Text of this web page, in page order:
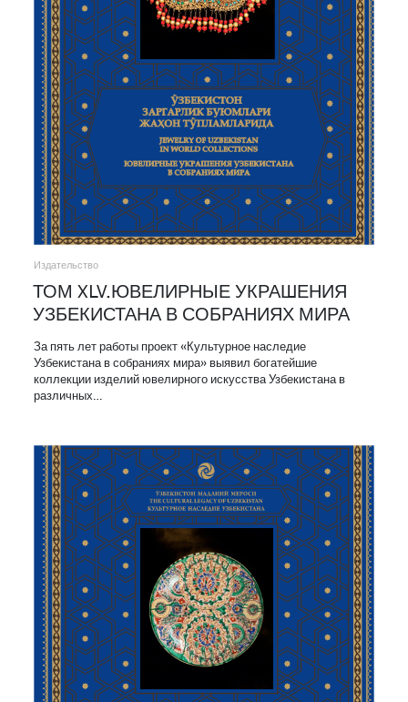
Издательство
ТОМ XLV.ЮВЕЛИРНЫЕ УКРАШЕНИЯ
УЗБЕКИСТАНА В СОБРАНИЯХ МИРА
За пять лет работы проект «Культурное наследие
Узбекистана в собраниях мира» выявил богатейшие
коллекции изделий ювелирного искусства Узбекистана в
различных…